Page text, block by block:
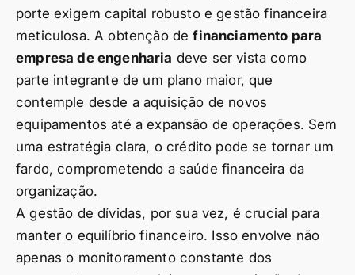
porte exigem capital robusto e gestão financeira
meticulosa. A obtenção definanciamento para
empresa de engenharia deve ser vista como
parte integrante de um plano maior, que
contemple desde a aquisição de novos
equipamentos até a expansão de operações. Sem
uma estratégia clara, o crédito pode se tornar um
fardo, comprometendo a saúde financeira da
organização.
A gestão de dívidas, por sua vez, é crucial para
manter o equilíbrio financeiro. Isso envolve não
apenas o monitoramento constante dos